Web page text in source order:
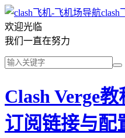
clash
欢迎光临
我们一直在努力
Clash Verge
订阅链接与配